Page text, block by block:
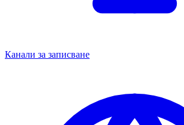
Канали за записване